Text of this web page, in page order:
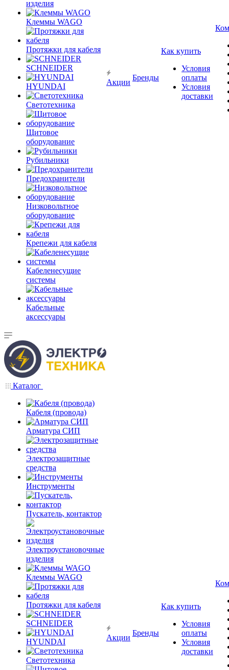
изделия
Клеммы WAGO
Протяжки для кабеля
SCHNEIDER
HYUNDAI
Светотехника
Щитовое
оборудование
Рубильники
Предохранители
Низковольтное
оборудование
Крепежи для кабеля
Кабеленесущие
системы
Кабельные
аксессуары
Акции
Бренды
Как купить
Условия
оплаты
Условия
доставки
Каталог
Кабеля (провода)
Арматура СИП
Электрозащитные
средства
Инструменты
Пускатель, контактор
Электроустановочные
изделия
Клеммы WAGO
Протяжки для кабеля
SCHNEIDER
HYUNDAI
Светотехника
Акции
Бренды
Как купить
Условия
оплаты
Условия
доставки